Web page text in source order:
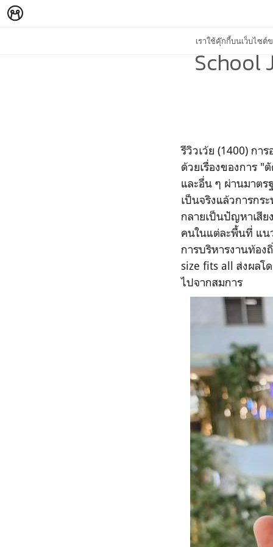
เราใช้คุ๊กกี้บนเว็บไซ
School
รีวิวเว้ย (1400) กา
ด้วยเรื่องของการ
และอื่น ๆ ผ่านมาตร
เป็นจริงแล้วการก
กลายเป็นปัญหาเสีย
คนในแต่ละพื้นที่ แ
การบริหารงานท้อง
size fits all ส่งผลโ
ไปจากสมการ